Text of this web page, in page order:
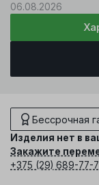
06.08.2026
Бессрочная
Изделия нет в
Закажите
+375 (29) 689-77-